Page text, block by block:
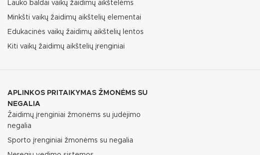
Lauko baldai vaikų žaidimų aikštelėms
Minkšti vaikų žaidimų aikštelių elementai
Edukacinės vaikų žaidimų aikštelių lentos
Kiti vaikų žaidimų aikštelių įrenginiai
APLINKOS PRITAIKYMAS ŽMONĖMS SU
NEGALIA
Žaidimų įrenginiai žmonėms su judėjimo
negalia
Sporto įrenginiai žmonėms su negalia